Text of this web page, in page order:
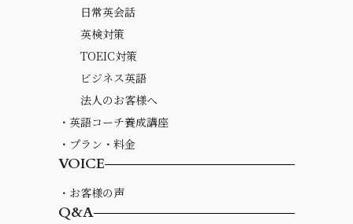
日常英会話
英検対策
TOEIC対策
ビジネス英語
法人のお客様へ
・英語コーチ養成講座
・プラン・料金
VOICE
・お客様の声
Q&A